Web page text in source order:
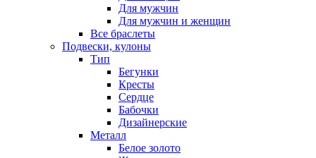
Для мужчин
Для мужчин и женщин
Все браслеты
Подвески, кулоны
Тип
Бегунки
Кресты
Сердце
Бабочки
Дизайнерские
Металл
Белое золото